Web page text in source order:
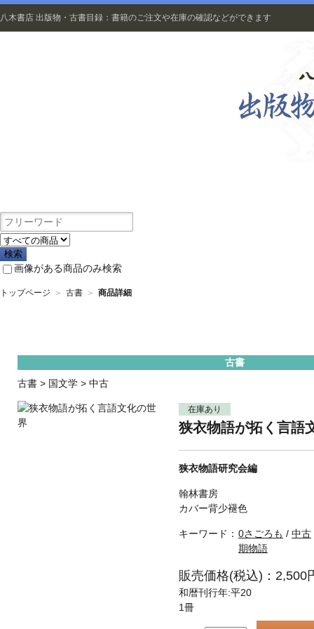
八木書店 出版物・古書目録：書籍のご注文や在庫の確認などができます
画像がある商品のみ検索
トップページ ＞ 古書 ＞ 商品詳細
古書
古書 > 国文学 > 中古
在庫あり
狭衣物語が拓く言語
狭衣物語研究会編
翰林書房
カバー背少褪色
キーワード： 0さごろも / 中古
期物語
販売価格(税込)：2,500
和暦刊行年:平20
1冊